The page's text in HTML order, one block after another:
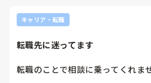
これは私の偏見ですが、ジョブメド
人はなんとなくブラックが多いよう
た職場が最悪でした💦そこから二度
職場に当たる率が多いような気がし
緯で行くと病院からも信頼が強いの
キャリア・転職
転職先に迷ってます
転職のことで相談に乗ってくれま